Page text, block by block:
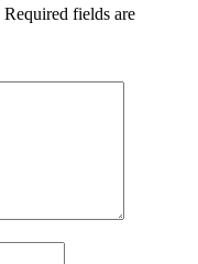
Required fields are